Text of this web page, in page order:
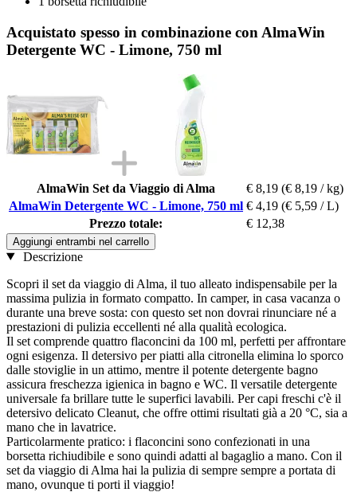
Acquistato spesso in combinazione con AlmaWin
Detergente WC - Limone, 750 ml
AlmaWin Set da Viaggio di Alma € 8,19 (€ 8,19 / kg)
AlmaWin Detergente WC - Limone, 750 ml € 4,19 (€ 5,59 / L)
Prezzo totale:
€ 12,38
Aggiungi entrambi nel carrello
Descrizione
Scopri il set da viaggio di Alma, il tuo alleato indispensabile per la
massima pulizia in formato compatto. In camper, in casa vacanza o
durante una breve sosta: con questo set non dovrai rinunciare né a
prestazioni di pulizia eccellenti né alla qualità ecologica.
Il set comprende quattro flaconcini da 100 ml, perfetti per affrontare
ogni esigenza. Il detersivo per piatti alla citronella elimina lo sporco
dalle stoviglie in un attimo, mentre il potente detergente bagno
assicura freschezza igienica in bagno e WC. Il versatile detergente
universale fa brillare tutte le superfici lavabili. Per capi freschi c'è il
detersivo delicato Cleanut, che offre ottimi risultati già a 20 °C, sia a
mano che in lavatrice.
Particolarmente pratico: i flaconcini sono confezionati in una
borsetta richiudibile e sono quindi adatti al bagaglio a mano. Con il
set da viaggio di Alma hai la pulizia di sempre sempre a portata di
mano, ovunque ti porti il viaggio!